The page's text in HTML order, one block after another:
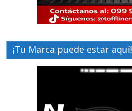
¡Tu Marca puede estar aquí!